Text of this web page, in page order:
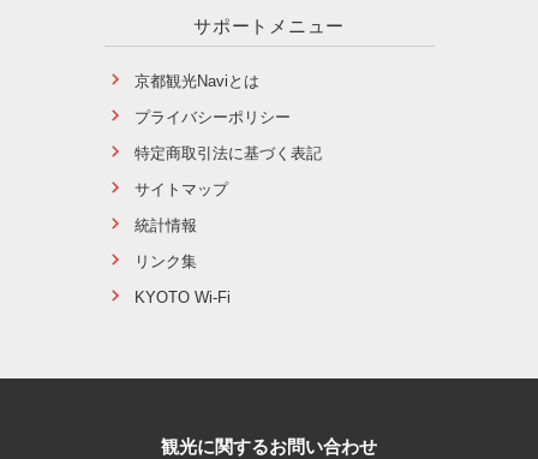
サポートメニュー
京都観光Naviとは
プライバシーポリシー
特定商取引法に基づく表記
サイトマップ
統計情報
リンク集
KYOTO Wi-Fi
観光に関するお問い合わせ